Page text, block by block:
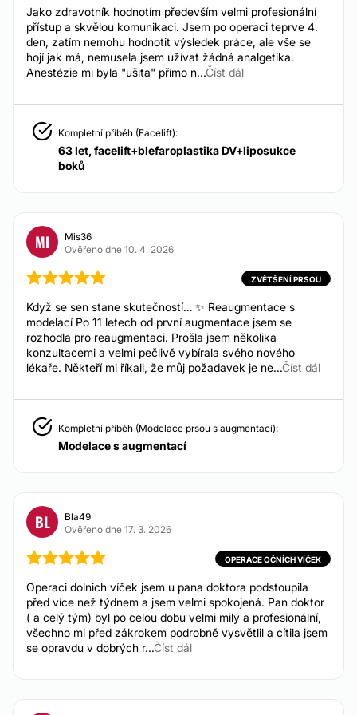
Zkušenost:
16 roků
Poskytujeme služby v jazycích :
English
Polski
Financování nebo platební prostředky:
Ne
Od 9.500 Kč
Odstranění vrásek
Od 6.990 Kč do 11.990 Kč
Neinvazivní lifting obličeje
Od 8.990 Kč
Nadměrné pocení
Od 9.990 Kč
Botulotoxin proti pocení
Injekční výplně
Chemický peeling
Od 2.500 Kč
Odstranění kožních výrůstků
Od 1.500 Kč do 10.000 Kč
Odstranění tetování
Odstranění pigmentových skvrn
Odstranění jizev laserem
Od 6.000 Kč
Jizvy po akné
Od 6.000 Kč
Jako zdravotník hodnotím především velmi profesionální
přístup a skvělou komunikaci. Jsem po operaci teprve 4.
den, zatím nemohu hodnotit výsledek práce, ale vše se
hojí jak má, nemusela jsem užívat žádná analgetika.
Anestézie mi byla "ušita" přímo n...Číst dál
Kompletní příběh (Facelift):
63 let, facelift+blefaroplastika DV+liposukce
boků
MI
Mis36
Ověřeno dne 10. 4. 2026
ZVĚTŠENÍ PRSOU
Když se sen stane skutečností… ✨ Reaugmentace s
modelací Po 11 letech od první augmentace jsem se
rozhodla pro reaugmentaci. Prošla jsem několika
konzultacemi a velmi pečlivě vybírala svého nového
lékaře. Někteří mi říkali, že můj požadavek je ne...Číst dál
Kompletní příběh (Modelace prsou s augmentací):
Modelace s augmentací
BL
Bla49
Ověřeno dne 17. 3. 2026
OPERACE OČNÍCH VÍČEK
Operaci dolnich víček jsem u pana doktora podstoupila
před více než týdnem a jsem velmi spokojená. Pan doktor
( a celý tým) byl po celou dobu velmi milý a profesionální,
všechno mi před zákrokem podrobně vysvětlil a cítila jsem
se opravdu v dobrých r...Číst dál